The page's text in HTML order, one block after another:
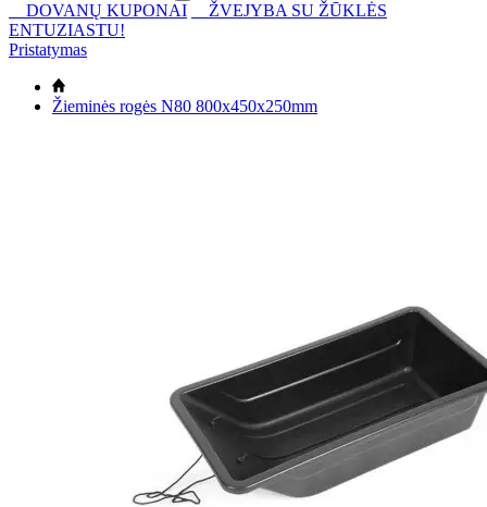
DOVANŲ KUPONAI
ŽVEJYBA SU ŽŪKLĖS
ENTUZIASTU!
Pristatymas
Žieminės rogės N80 800x450x250mm